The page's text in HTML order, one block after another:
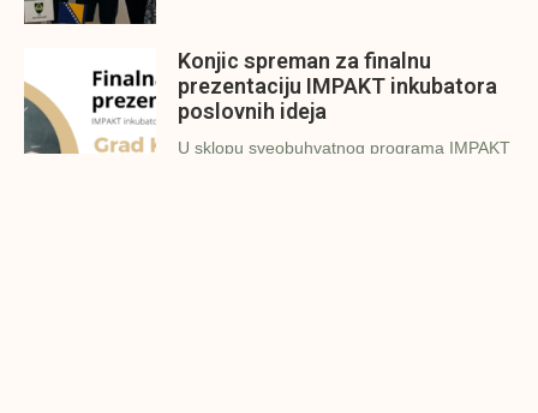
Konjic spreman za finalnu
prezentaciju IMPAKT inkubatora
poslovnih ideja
U sklopu sveobuhvatnog programa IMPAKT